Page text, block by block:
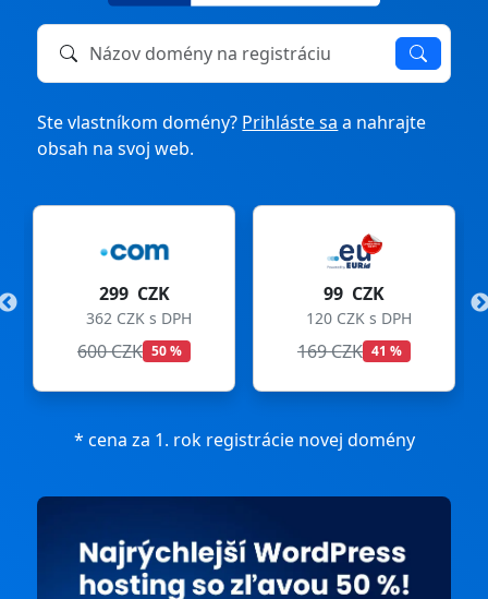
Názov domény na registráciu alebo prevod
Ste vlastníkom domény? Prihláste sa a nahrajte
obsah na svoj web.
299 CZK
362 CZK s DPH
600 CZK 50 %
99 CZK
120 CZK s DPH
169 CZK 41 %
* cena za 1. rok registrácie novej domény